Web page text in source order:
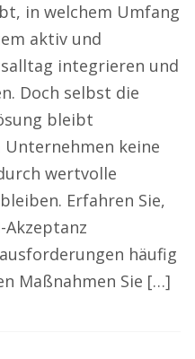
in welchem Umfang
aktiv und
integrieren und
Doch selbst die
bleibt
keine
wertvolle
Erfahren Sie,
Akzeptanz
häufig
Maßnahmen Sie […]